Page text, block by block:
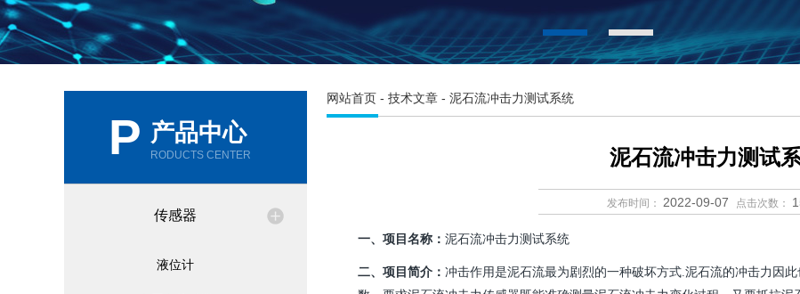
P 产品中心
RODUCTS CENTER
传感器
液位计
网站首页 - 技术文章 - 泥石流冲击力测试系统
泥石流冲击力测试
发布时间： 2022-09-07 点击次数：
一、项目名称： 泥石流冲击力测试系统
二、项目简介： 冲击作用是泥石流最为剧烈的一种破坏方式.泥石流的冲击力因